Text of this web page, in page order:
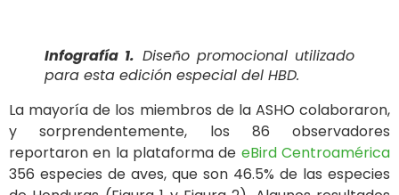
Infografía 1. Diseño promocional utilizado
para esta edición especial del HBD.
La mayoría de los miembros de la ASHO colaboraron,
y sorprendentemente, los 86 observadores
reportaron en la plataforma de eBird Centroamérica
356 especies de aves, que son 46.5% de las especies